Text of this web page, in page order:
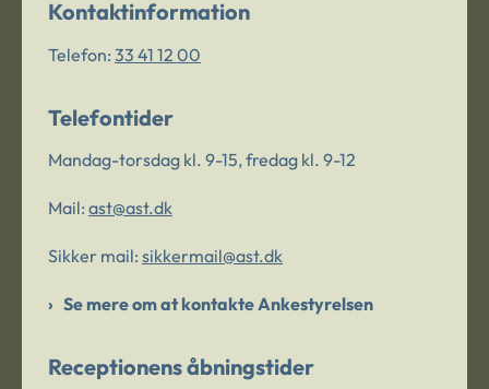
Kontaktinformation
Telefon: 33 41 12 00
Telefontider
Mandag-torsdag kl. 9-15, fredag kl. 9-12
Mail: ast@ast.dk
Sikker mail: sikkermail@ast.dk
Se mere om at kontakte Ankestyrelsen
Receptionens åbningstider